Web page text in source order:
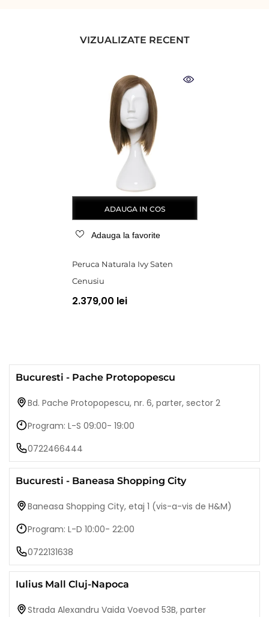
VIZUALIZATE RECENT
ADAUGA IN COS
Adauga la favorite
Peruca Naturala Ivy Saten
Cenusiu
2.379,00 lei
Bucuresti - Pache Protopopescu
Bd. Pache Protopopescu, nr. 6, parter, sector 2
Program: L-S 09:00- 19:00
0722466444
Bucuresti - Baneasa Shopping City
Baneasa Shopping City, etaj 1 (vis-a-vis de H&M)
Program: L-D 10:00- 22:00
0722131638
Iulius Mall Cluj-Napoca
Strada Alexandru Vaida Voevod 53B, parter